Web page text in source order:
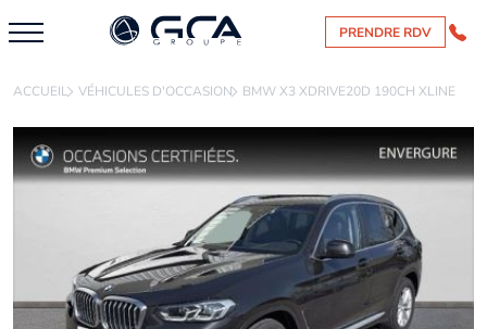
PRENDRE RDV
ACCUEIL VÉHICULES D'OCCASION BMW X3 XDRIVE20D 190CH XLINE